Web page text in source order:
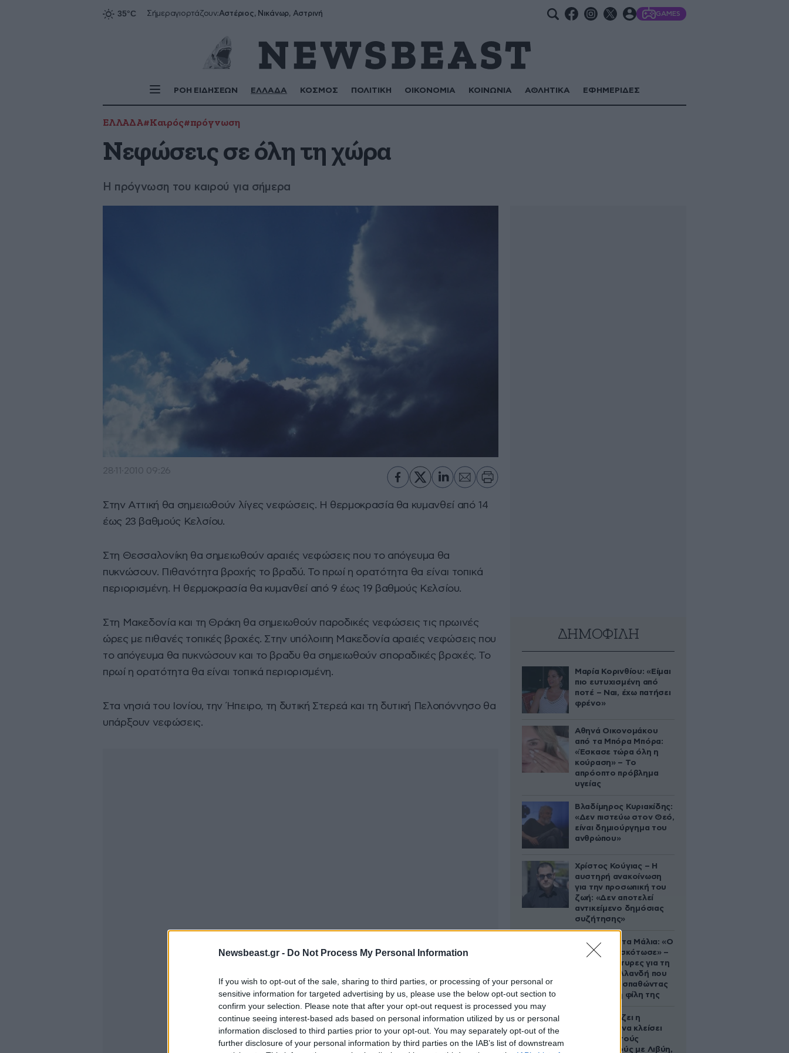
Newsbeast.gr - Do Not Process My Personal Information
If you wish to opt-out of the sale, sharing to third parties, or processing of your personal or
sensitive information for targeted advertising by us, please use the below opt-out section to
confirm your selection. Please note that after your opt-out request is processed you may
continue seeing interest-based ads based on personal information utilized by us or personal
information disclosed to third parties prior to your opt-out. You may separately opt-out of the
further disclosure of your personal information by third parties on the IAB’s list of downstream
Σήμεραγιορτάζουν:Αστέριος, Νικάνωρ, Αστρινή GAMES
ΡΟΗ ΕΙΔΗΣΕΩΝ ΕΛΛΑΔΑ ΚΟΣΜΟΣ ΠΟΛΙΤΙΚΗ ΟΙΚΟΝΟΜΙΑ ΚΟΙΝΩΝΙΑ ΑΘΛΗΤΙΚΑ ΕΦΗΜΕΡΙΔΕΣ
ΕΛΛΑΔΑ#Καιρός#πρόγνωση
Νεφώσεις σε όλη τη χώρα
Η πρόγνωση του καιρού για σήμερα
28·11·2010 09:26
Στην Αττική θα σημειωθούν λίγες νεφώσεις. Η θερμοκρασία θα κυμανθεί από 14
έως 23 βαθμούς Κελσίου.
Στη Θεσσαλονίκη θα σημειωθούν αραιές νεφώσεις που το απόγευμα θα
πυκνώσουν. Πιθανότητα βροχής το βραδύ. Το πρωί η ορατότητα θα είναι τοπικά
περιορισμένη. Η θερμοκρασία θα κυμανθεί από 9 έως 19 βαθμούς Κελσίου.
Στη Μακεδονία και τη Θράκη θα σημειωθούν παροδικές νεφώσεις τις πρωινές
ώρες με πιθανές τοπικές βροχές. Στην υπόλοιπη Μακεδονία αραιές νεφώσεις που
το απόγευμα θα πυκνώσουν και το βραδυ θα σημειωθούν σποραδικές βροχές. Το
πρωί η ορατότητα θα είναι τοπικά περιορισμένη.
Στα νησιά του Ιονίου, την Ήπειρο, τη δυτική Στερεά και τη δυτική Πελοπόννησο θα
υπάρξουν νεφώσεις.
ΔΗΜΟΦΙΛΗ
Μαρία Κορινθίου: «Είμαι
πιο ευτυχισμένη από
ποτέ – Ναι, έχω πατήσει
φρένο»
Αθηνά Οικονομάκου
από τα Μπόρα Μπόρα:
«Έσκασε τώρα όλη η
κούραση» – Το
απρόοπτο πρόβλημα
υγείας
Βλαδίμηρος Κυριακίδης:
«Δεν πιστεύω στον Θεό,
είναι δημιούργημα του
ανθρώπου»
Χρίστος Κούγιας – Η
αυστηρή ανακοίνωση
για την προσωπική του
ζωή: «Δεν αποτελεί
αντικείμενο δημόσιας
συζήτησης»
Τραγωδία στα Μάλια: «Ο
πανικός τη σκότωσε» –
Τι λένε μάρτυρες για τη
42χρονη Ολλανδή που
πνίγηκε προσπαθώντας
να σώσει τη φίλη της
Πώς σχεδιάζει η
κυβέρνηση να κλείσει
τους ανοιχτούς
λογαριασμούς με Λιβύη,